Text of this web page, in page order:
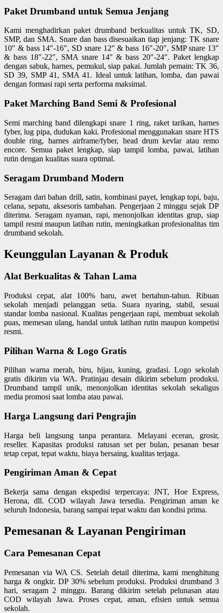
Paket Drumband untuk Semua Jenjang
Kami menghadirkan paket drumband berkualitas untuk TK, SD,
SMP, dan SMA. Snare dan bass disesuaikan tiap jenjang: TK snare
10″ & bass 14″-16″, SD snare 12″ & bass 16″-20″, SMP snare 13″
& bass 18″-22″, SMA snare 14″ & bass 20″-24″. Paket lengkap
dengan sabuk, harnes, pemukul, siap pakai. Jumlah pemain: TK 36,
SD 39, SMP 41, SMA 41. Ideal untuk latihan, lomba, dan pawai
dengan formasi rapi serta performa maksimal.
Paket Marching Band Semi & Profesional
Semi marching band dilengkapi snare 1 ring, raket tarikan, harnes
fyber, lug pipa, dudukan kaki. Profesional menggunakan snare HTS
double ring, harnes airframe/fyber, head drum kevlar atau remo
encore. Semua paket lengkap, siap tampil lomba, pawai, latihan
rutin dengan kualitas suara optimal.
Seragam Drumband Modern
Seragam dari bahan drill, satin, kombinasi payet, lengkap topi, baju,
celana, sepatu, aksesoris tambahan. Pengerjaan 2 minggu sejak DP
diterima. Seragam nyaman, rapi, menonjolkan identitas grup, siap
tampil resmi maupun latihan rutin, meningkatkan profesionalitas tim
drumband sekolah.
Keunggulan Layanan & Produk
Alat Berkualitas & Tahan Lama
Produksi cepat, alat 100% baru, awet bertahun-tahun. Ribuan
sekolah menjadi pelanggan setia. Suara nyaring, stabil, sesuai
standar lomba nasional. Kualitas pengerjaan rapi, membuat sekolah
puas, memesan ulang, handal untuk latihan rutin maupun kompetisi
resmi.
Pilihan Warna & Logo Gratis
Pilihan warna merah, biru, hijau, kuning, gradasi. Logo sekolah
gratis dikirim via WA. Pratinjau desain dikirim sebelum produksi.
Drumband tampil unik, menonjolkan identitas sekolah sekaligus
media promosi saat lomba atau pawai.
Harga Langsung dari Pengrajin
Harga beli langsung tanpa perantara. Melayani eceran, grosir,
reseller. Kapasitas produksi ratusan set per bulan, pesanan besar
tetap cepat, tepat waktu, biaya bersaing, kualitas terjaga.
Pengiriman Aman & Cepat
Bekerja sama dengan ekspedisi terpercaya: JNT, Hoe Express,
Herona, dll. COD wilayah Jawa tersedia. Pengiriman aman ke
seluruh Indonesia, barang sampai tepat waktu dan kondisi prima.
Pemesanan & Layanan Pengiriman
Cara Pemesanan Cepat
Pemesanan via WA CS. Setelah detail diterima, kami menghitung
harga & ongkir. DP 30% sebelum produksi. Produksi drumband 3
hari, seragam 2 minggu. Barang dikirim setelah pelunasan atau
COD wilayah Jawa. Proses cepat, aman, efisien untuk semua
sekolah.